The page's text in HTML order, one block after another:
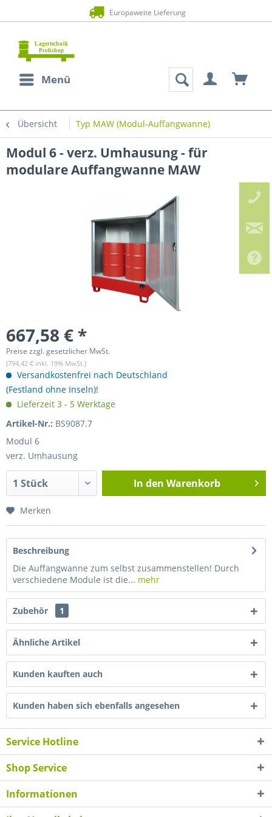
Europaweite Lieferung
Menü
Übersicht Typ MAW (Modul-Auffangwanne)
Modul 6 - verz. Umhausung - für
modulare Auffangwanne MAW
667,58 € *
Preise zzgl. gesetzlicher MwSt.
(794,42 € inkl. 19% MwSt.)
Versandkostenfrei nach Deutschland
(Festland ohne Inseln)!
Lieferzeit 3 - 5 Werktage
Artikel-Nr.: BS9087.7
Modul 6
verz. Umhausung
In den Warenkorb
Merken
Beschreibung
Die Auffangwanne zum selbst zusammenstellen! Durch
verschiedene Module ist die... mehr
Zubehör 1
Ähnliche Artikel
Kunden kauften auch
Kunden haben sich ebenfalls angesehen
Service Hotline
Shop Service
Informationen